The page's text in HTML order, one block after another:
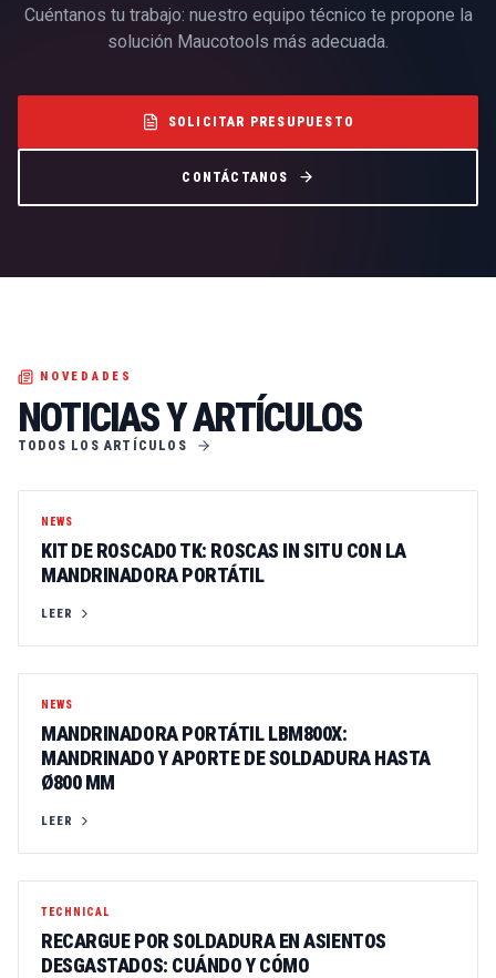
Cuéntanos tu trabajo: nuestro equipo técnico te propone la
solución Maucotools más adecuada.
SOLICITAR PRESUPUESTO
CONTÁCTANOS
NOVEDADES
NOTICIAS Y ARTÍCULOS
TODOS LOS ARTÍCULOS
NEWS
KIT DE ROSCADO TK: ROSCAS IN SITU CON LA
MANDRINADORA PORTÁTIL
LEER
NEWS
MANDRINADORA PORTÁTIL LBM800X:
MANDRINADO Y APORTE DE SOLDADURA HASTA
Ø800 MM
LEER
TECHNICAL
RECARGUE POR SOLDADURA EN ASIENTOS
DESGASTADOS: CUÁNDO Y CÓMO